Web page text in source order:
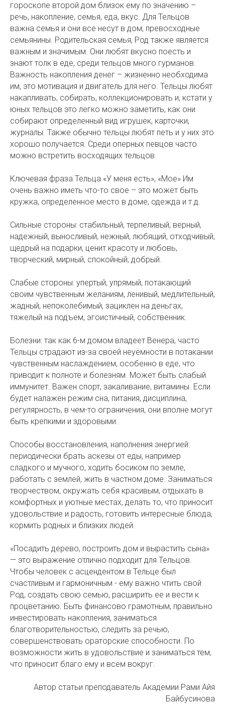
гороскопе второй дом близок ему по значению –
речь, накопление, семья, еда, вкус. Для Тельцов
важна семья и они все несут в дом, превосходные
семьянины. Родительская семья, Род также является
важным и значимым. Они любят вкусно поесть и
знают толк в еде, среди тельцов много гурманов.
Важность накопления денег – жизненно необходима
им, это мотивация и двигатель для него. Тельцы любят
накапливать, собирать, коллекционировать и, кстати у
юных тельцов это легко можно заметить, как они
собирают определенный вид игрушек, карточки,
журналы. Также обычно тельцы любят петь и у них это
хорошо получается. Среди оперных певцов часто
можно встретить восходящих тельцов.
Ключевая фраза Тельца «У меня есть», «Мое» Им
очень важно иметь что-то свое – это может быть
кружка, определенное место в доме, одежда и т.д.
Сильные стороны: стабильный, терпеливый, верный,
надежный, выносливый, нежный, любящий, отходчивый,
щедрый на подарки, ценит красоту и любовь,
творческий, мирный, спокойный, добрый.
Слабые стороны: упертый, упрямый, потакающий
своим чувственным желаниям, ленивый, медлительный,
жадный, непоколебимый, зациклен на деньгах,
тяжелый на подъем, эгоистичный, собственник.
Болезни: так как 6-м домом владеет Венера, часто
Тельцы страдают из-за своей неуёмности в потакании
чувственным наслаждением, особенно в еде, что
приводит к полноте и болезням. Может быть слабый
иммунитет. Важен спорт, закаливание, витамины. Если
будет налажен режим сна, питания, дисциплина,
регулярность, в чем-то ограничения, они вполне могут
быть крепкими и здоровыми.
Способы восстановления, наполнения энергией:
периодически брать аскезы от еды, например
сладкого и мучного, ходить босиком по земле,
работать с землей, жить в частном доме. Заниматься
творчеством, окружать себя красивым, отдыхать в
комфортных и уютные местах, делать то, что приносит
удовольствие и радость, готовить интересные блюда,
кормить родных и близких людей.
«Посадить дерево, построить дом и вырастить сына»
— это выражение отлично подходит для Тельцов.
Чтобы человек с асцендентом в Тельце был
счастливым и гармоничным - ему важно чтить свой
Род, создать свою семью, расширить ее и вести к
процветанию. Быть финансово грамотным, правильно
инвестировать накопления, заниматься
благотворительностью, следить за речью,
совершенствовать ораторские способности. По
возможности жить в удовольствие и заниматься тем,
что приносит благо ему и всем вокруг.
Автор статьи преподаватель Академии Рами Айя
Байбусинова